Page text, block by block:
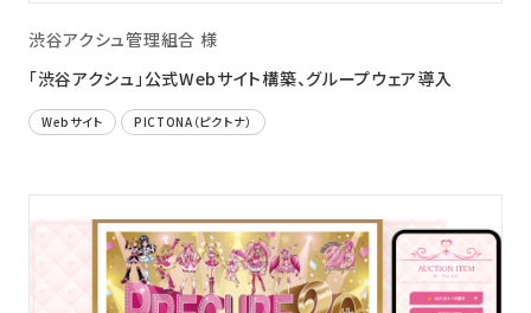
渋谷アクシュ管理組合 様
「渋谷アクシュ」公式Webサイト構築、グループウェア導入
Webサイト PICTONA（ピクトナ）